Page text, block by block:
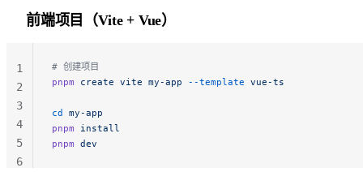
前端项目（Vite + Vue）
# 创建项目
pnpm create vite my-app --template vue-ts
cd my-app
pnpm install
pnpm dev
1
2
3
4
5
6